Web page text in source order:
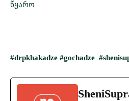
წყარო
#drpkhakadze #gochadze